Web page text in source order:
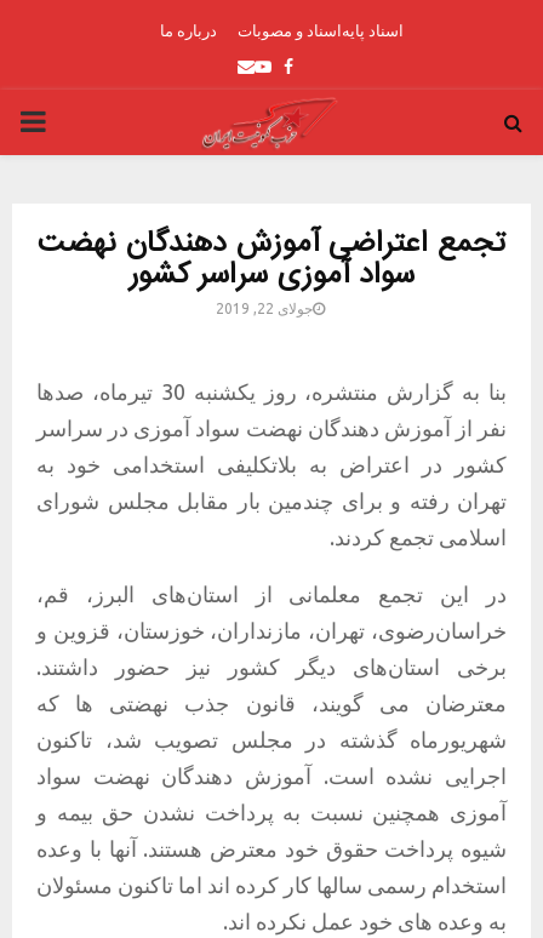
اسناد پایه اسناد و مصوبات درباره ما
Facebook
Youtube
Email
تجمع اعتراضی آموزش دهندگان نهضت
سواد آموزی سراسر کشور
جولای 22, 2019
بنا به گزارش منتشره، روز یکشنبه 30 تیرماه، صدها
نفر از آموزش دهندگان نهضت سواد آموزی در سراسر
کشور در اعتراض به بلاتکلیفی استخدامی خود به
تهران رفته و برای چندمین بار مقابل مجلس شورای
اسلامی تجمع کردند.
در این تجمع معلمانی از استان‌های البرز، قم،
خراسان‌رضوی، تهران، مازنداران، خوزستان، قزوین و
برخی استان‌های دیگر کشور نیز حضور داشتند.
معترضان می گویند، قانون جذب نهضتی ها که
شهریورماه گذشته در مجلس تصویب شد، تاکنون
اجرایی نشده است. آموزش دهندگان نهضت سواد
آموزی همچنین نسبت به پرداخت نشدن حق بیمه و
شیوه پرداخت حقوق خود معترض هستند. آنها با وعده
استخدام رسمی سالها کار کرده اند اما تاکنون مسئولان
به وعده های خود عمل نکرده اند.